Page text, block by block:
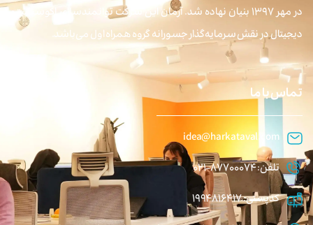
در مهر ۱۳۹۷ بنیان نهاده شد. آرمان این شرکت توانمندسازی اکوسیستم
دیجیتال در نقش سرمایه‌گذار جسورانه گروه همراه اول می‌باشد.
تماس با ما
idea@harkataval.com
تلفن: 87700074-021
کدپستی: 1994816417